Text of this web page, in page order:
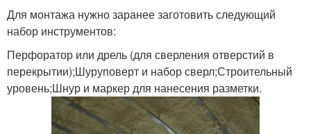
Для монтажа нужно заранее заготовить следующий
набор инструментов:
Перфоратор или дрель (для сверления отверстий в
перекрытии);Шуруповерт и набор сверл;Строительный
уровень;Шнур и маркер для нанесения разметки.